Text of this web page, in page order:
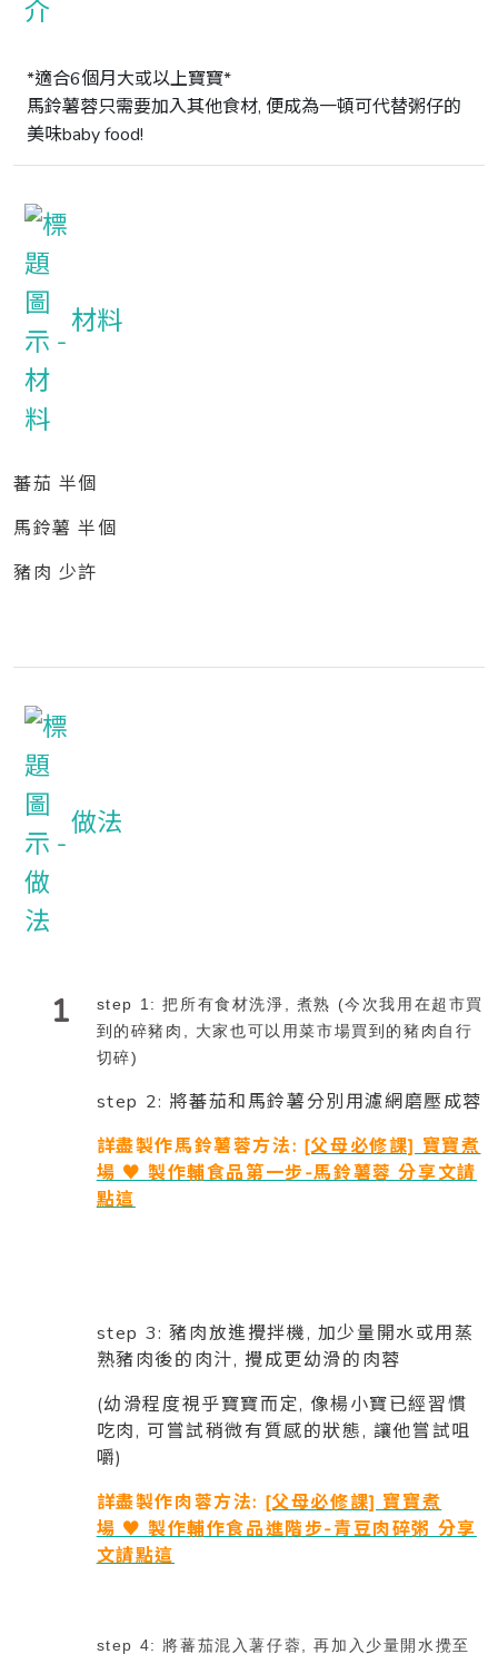
*適合6個月大或以上寶寶*
馬鈴薯蓉只需要加入其他食材, 便成為一頓可代替粥仔的
美味baby food!
材料
蕃茄 半個
馬鈴薯 半個
豬肉 少許
做法
1
step 1: 把所有食材洗淨, 煮熟 (今次我用在超市買
到的碎豬肉, 大家也可以用菜市場買到的豬肉自行
切碎)
step 2: 將蕃茄和馬鈴薯分別用濾網磨壓成蓉
詳盡製作馬鈴薯蓉方法: [父母必修課] 寶寶煮
場 ♥ 製作輔食品第一步-馬鈴薯蓉 分享文請
點這
step 3: 豬肉放進攪拌機, 加少量開水或用蒸
熟豬肉後的肉汁, 攪成更幼滑的肉蓉
(幼滑程度視乎寶寶而定, 像楊小寶已經習慣
吃肉, 可嘗試稍微有質感的狀態, 讓他嘗試咀
嚼)
詳盡製作肉蓉方法: [父母必修課] 寶寶煮
場 ♥ 製作輔作食品進階步-青豆肉碎粥 分享
文請點這
step 4: 將蕃茄混入薯仔蓉, 再加入少量開水攪至